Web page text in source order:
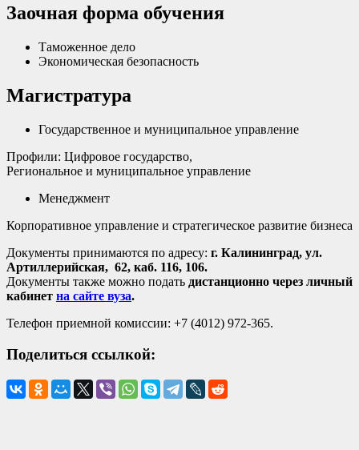
Заочная форма обучения
Таможенное дело
Экономическая безопасность
Магистратура
Государственное и муниципальное управление
Профили: Цифровое государство,
Региональное и муниципальное управление
Менеджмент
Корпоративное управление и стратегическое развитие бизнеса
Документы принимаются по адресу: г. Калининград, ул.
Артиллерийская, 62, каб. 116, 106.
Документы также можно подать дистанционно через личный
кабинет на сайте вуза.
Телефон приемной комиссии: +7 (4012) 972-365.
Поделиться ссылкой: